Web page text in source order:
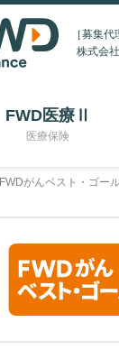
［募集代
株式会
FWD医療Ⅱ
医療保険
FWDがんベスト・ゴー